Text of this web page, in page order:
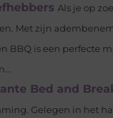
Als je op
Met zijn
BBQ is een perfecte
Bed and
Gelegen in het